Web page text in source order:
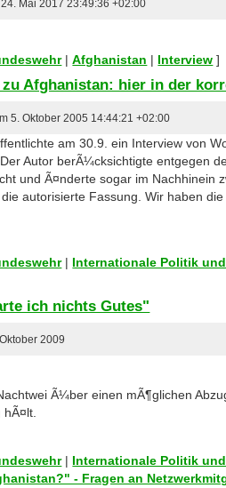
Mai 2017 23:49:36 +02:00
|Afghanistan | Interview ]
Afghanistan: hier in der
5. Oktober 2005 14:44:21 +02:00
am 30.9. ein Interview von
Autor berÃ¼cksichtigte entgegen
und Ã¤nderte sogar im Nachhinein
autorisierte Fassung. Wir haben
| Internationale Politik
ich nichts Gutes"
2009
Ã¼ber einen mÃ¶glichen
| Internationale Politik
- Fragen an